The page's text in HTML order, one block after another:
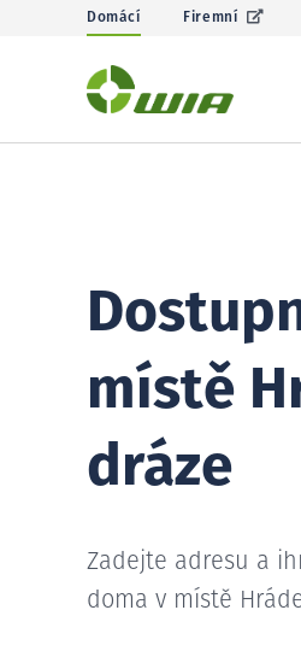
Domácí Firemní
místě
dráze
Zadejte adresu a
doma v místě